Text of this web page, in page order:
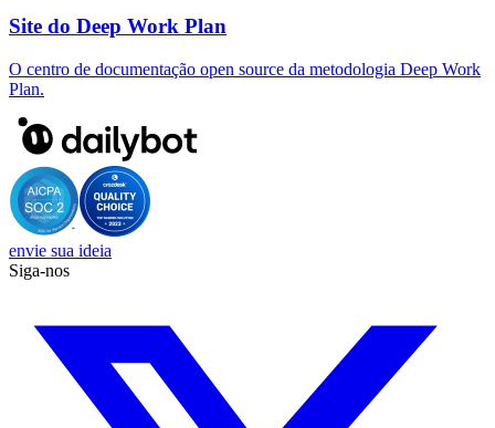
Site do Deep Work Plan
O centro de documentação open source da metodologia Deep Work
Plan.
envie sua ideia
Siga-nos